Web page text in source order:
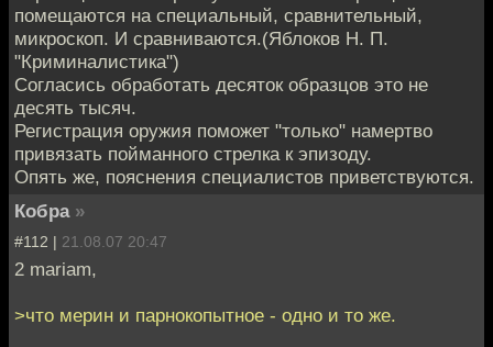
помещаются на специальный, сравнительный,
микроскоп. И сравниваются.(Яблоков Н. П.
"Криминалистика")
Согласись обработать десяток образцов это не
десять тысяч.
Регистрация оружия поможет "только" намертво
привязать пойманного стрелка к эпизоду.
Опять же, пояснения специалистов приветствуются.
Кобра »
#112 | 21.08.07 20:47
2 mariam,
>что мерин и парнокопытное - одно и то же.